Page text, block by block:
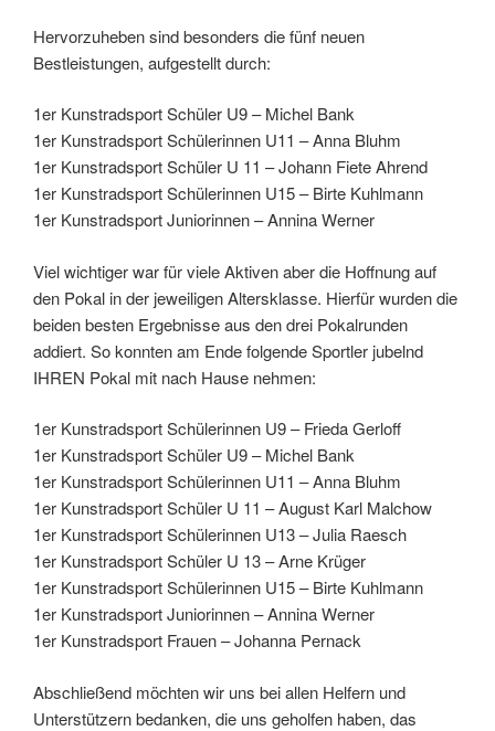
Hervorzuheben sind besonders die fünf neuen
Bestleistungen, aufgestellt durch:
1er Kunstradsport Schüler U9 – Michel Bank
1er Kunstradsport Schülerinnen U11 – Anna Bluhm
1er Kunstradsport Schüler U 11 – Johann Fiete Ahrend
1er Kunstradsport Schülerinnen U15 – Birte Kuhlmann
1er Kunstradsport Juniorinnen – Annina Werner
Viel wichtiger war für viele Aktiven aber die Hoffnung auf
den Pokal in der jeweiligen Altersklasse. Hierfür wurden die
beiden besten Ergebnisse aus den drei Pokalrunden
addiert. So konnten am Ende folgende Sportler jubelnd
IHREN Pokal mit nach Hause nehmen:
1er Kunstradsport Schülerinnen U9 – Frieda Gerloff
1er Kunstradsport Schüler U9 – Michel Bank
1er Kunstradsport Schülerinnen U11 – Anna Bluhm
1er Kunstradsport Schüler U 11 – August Karl Malchow
1er Kunstradsport Schülerinnen U13 – Julia Raesch
1er Kunstradsport Schüler U 13 – Arne Krüger
1er Kunstradsport Schülerinnen U15 – Birte Kuhlmann
1er Kunstradsport Juniorinnen – Annina Werner
1er Kunstradsport Frauen – Johanna Pernack
Abschließend möchten wir uns bei allen Helfern und
Unterstützern bedanken, die uns geholfen haben, das